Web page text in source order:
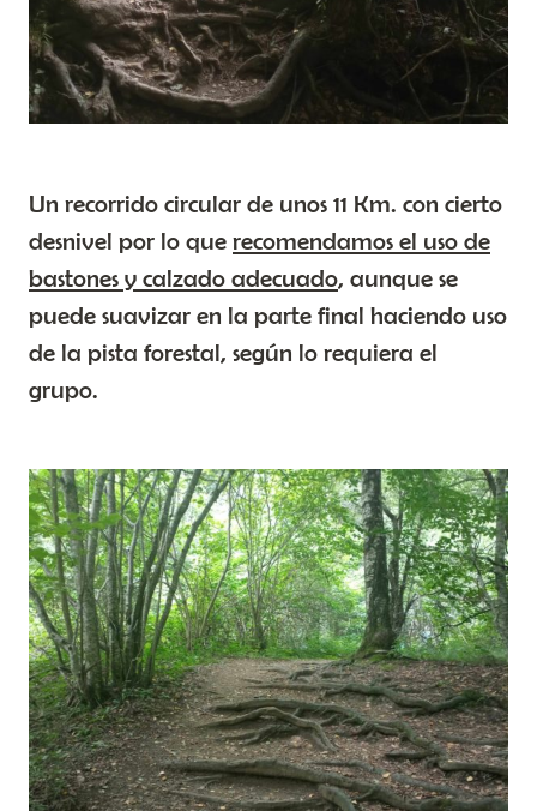
Un recorrido circular de unos 11 Km. con cierto
desnivel por lo que recomendamos el uso de
bastones y calzado adecuado, aunque se
puede suavizar en la parte final haciendo uso
de la pista forestal, según lo requiera el
grupo.